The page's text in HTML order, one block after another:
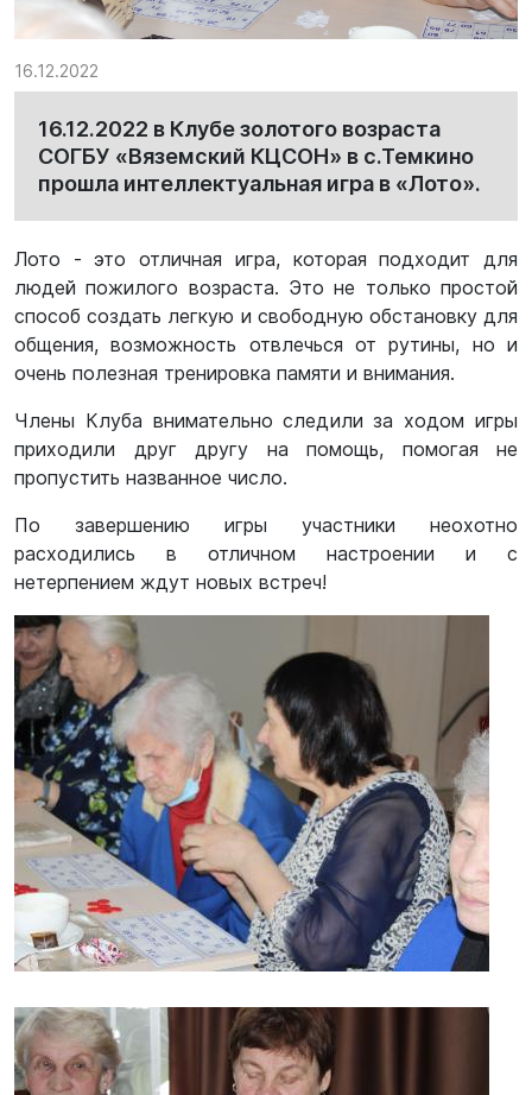
16.12.2022
16.12.2022 в Клубе золотого возраста
СОГБУ «Вяземский КЦСОН» в с.Темкино
прошла интеллектуальная игра в «Лото».
Лото - это отличная игра, которая подходит для
людей пожилого возраста. Это не только простой
способ создать легкую и свободную обстановку для
общения, возможность отвлечься от рутины, но и
очень полезная тренировка памяти и внимания.
Члены Клуба внимательно следили за ходом игры
приходили друг другу на помощь, помогая не
пропустить названное число.
По завершению игры участники неохотно
расходились в отличном настроении и с
нетерпением ждут новых встреч!